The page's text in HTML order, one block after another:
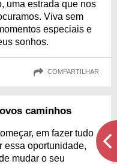
uma estrada que nos
Viva sem
especiais e
sonhos.
COMPARTILHAR
caminhos
em fazer tudo
essa oportunidade,
mudar o seu